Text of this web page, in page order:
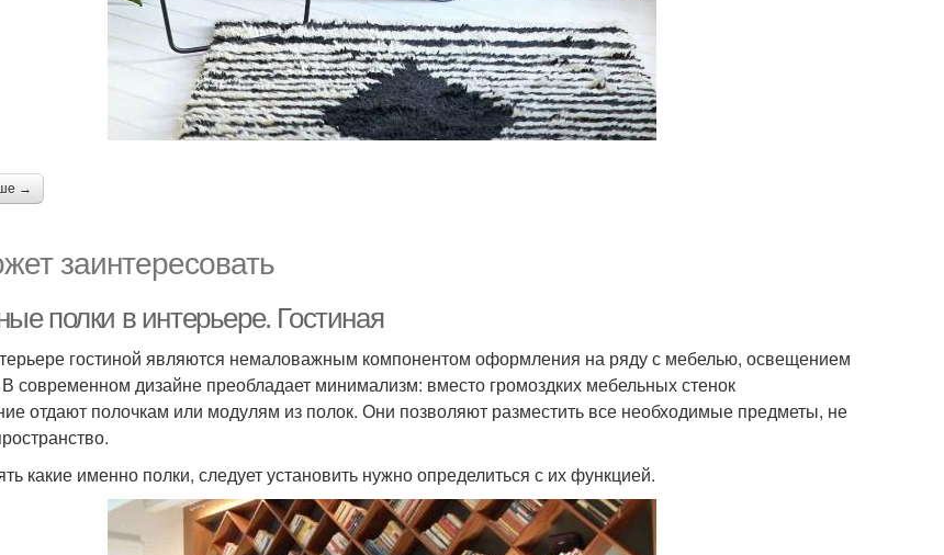
→
заинтересовать
полки в интерьере. Гостиная
гостиной являются немаловажным компонентом оформления на ряду с мебелью, освещением
современном дизайне преобладает минимализм: вместо громоздких мебельных стенок
отдают полочкам или модулям из полок. Они позволяют разместить все необходимые предметы, не
какие именно полки, следует установить нужно определиться с их функцией.